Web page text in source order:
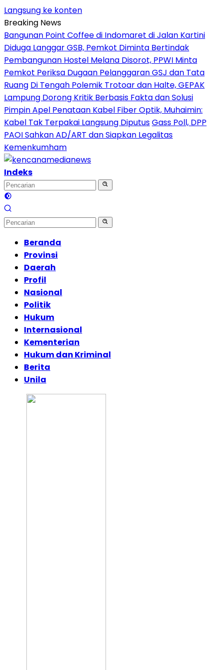
Langsung ke konten
Breaking News
Bangunan Point Coffee di Indomaret di Jalan Kartini
Diduga Langgar GSB, Pemkot Diminta Bertindak
Pembangunan Hostel Melana Disorot, PPWI Minta
Pemkot Periksa Dugaan Pelanggaran GSJ dan Tata
Ruang Di Tengah Polemik Trotoar dan Halte, GEPAK
Lampung Dorong Kritik Berbasis Fakta dan Solusi
Pimpin Apel Penataan Kabel Fiber Optik, Muhaimin:
Kabel Tak Terpakai Langsung DiputusGass Poll, DPP
PAOI Sahkan AD/ART dan Siapkan Legalitas
Kemenkumham
Indeks
Beranda
Provinsi
Daerah
Profil
Nasional
Politik
Hukum
Internasional
Kementerian
Hukum dan Kriminal
Berita
Unila